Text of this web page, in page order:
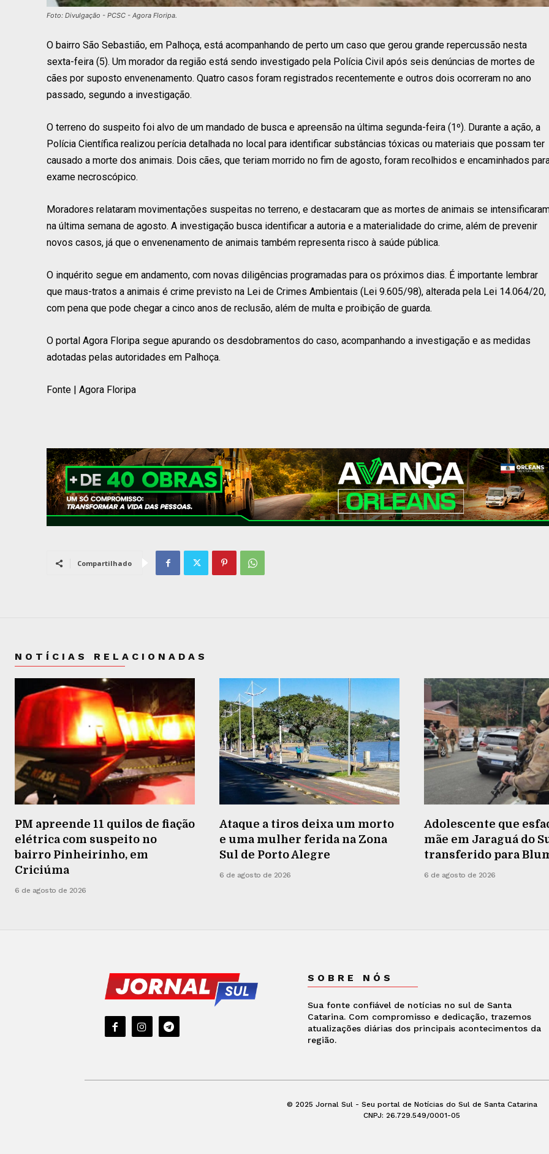
Foto: Divulgação - PCSC - Agora Floripa.
O bairro São Sebastião, em Palhoça, está acompanhando de perto um caso que gerou grande repercussão nesta
sexta-feira (5). Um morador da região está sendo investigado pela Polícia Civil após seis denúncias de mortes de
cães por suposto envenenamento. Quatro casos foram registrados recentemente e outros dois ocorreram no ano
passado, segundo a investigação.
O terreno do suspeito foi alvo de um mandado de busca e apreensão na última segunda-feira (1º). Durante a ação, a
Polícia Científica realizou perícia detalhada no local para identificar substâncias tóxicas ou materiais que possam ter
causado a morte dos animais. Dois cães, que teriam morrido no fim de agosto, foram recolhidos e encaminhados
exame necroscópico.
Moradores relataram movimentações suspeitas no terreno, e destacaram que as mortes de animais se
na última semana de agosto. A investigação busca identificar a autoria e a materialidade do crime, além de prevenir
novos casos, já que o envenenamento de animais também representa risco à saúde pública.
O inquérito segue em andamento, com novas diligências programadas para os próximos dias. É importante lembrar
que maus-tratos a animais é crime previsto na Lei de Crimes Ambientais (Lei 9.605/98), alterada pela Lei 14.064/20,
com pena que pode chegar a cinco anos de reclusão, além de multa e proibição de guarda.
O portal Agora Floripa segue apurando os desdobramentos do caso, acompanhando a investigação e as medidas
adotadas pelas autoridades em Palhoça.
Fonte | Agora Floripa
Compartilhado
NOTÍCIAS RELACIONADAS
PM apreende 11 quilos de fiação
elétrica com suspeito no
bairro Pinheirinho, em
Criciúma
6 de agosto de 2026
Ataque a tiros deixa um morto
e uma mulher ferida na Zona
Sul de Porto Alegre
6 de agosto de 2026
Adolescente que
mãe em Jaraguá do
transferido para
6 de agosto de 2026
SOBRE NÓS
Sua fonte confiável de notícias no sul de Santa
Catarina. Com compromisso e dedicação, trazemos
atualizações diárias dos principais acontecimentos da
região.
© 2025 Jornal Sul - Seu portal de Notícias do Sul de Santa Catarina
CNPJ: 26.729.549/0001-05